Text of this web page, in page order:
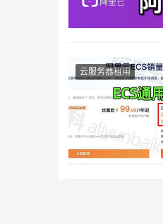
云服务器租用